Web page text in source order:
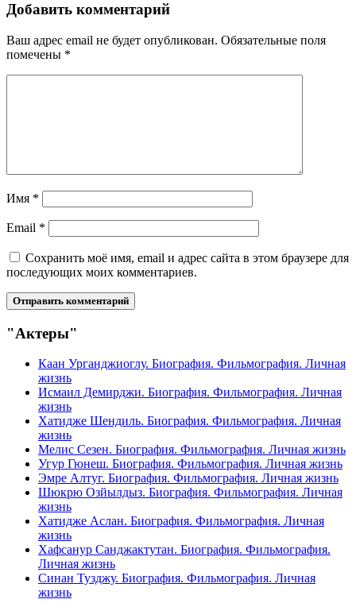
Добавить комментарий
Ваш адрес email не будет опубликован. Обязательные поля
помечены *
Имя *
Email *
Сохранить моё имя, email и адрес сайта в этом браузере для
последующих моих комментариев.
"Актеры"
Каан Урганджиоглу. Биография. Фильмография. Личная
жизнь
Исмаил Демирджи. Биография. Фильмография. Личная
жизнь
Хатидже Шендиль. Биография. Фильмография. Личная
жизнь
Мелис Сезен. Биография. Фильмография. Личная жизнь
Угур Гюнеш. Биография. Фильмография. Личная жизнь
Эмре Алтуг. Биография. Фильмография. Личная жизнь
Шюкрю Озйылдыз. Биография. Фильмография. Личная
жизнь
Хатидже Аслан. Биография. Фильмография. Личная
жизнь
Хафсанур Санджактутан. Биография. Фильмография.
Личная жизнь
Синан Тузджу. Биография. Фильмография. Личная
жизнь